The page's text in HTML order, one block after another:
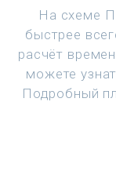
На схеме
быстрее
расчёт
можете
Подробный